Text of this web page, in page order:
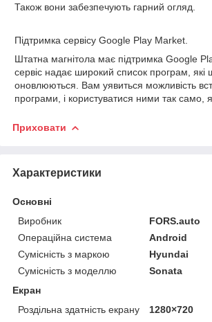
Також вони забезпечують гарний огляд.
Підтримка сервісу Google Play Market.
Штатна магнітола має підтримка Google
сервіс надає широкий список програм, які
оновлюються. Вам уявиться можливість
програми, і користуватися ними так само,
Приховати
Характеристики
Основні
Виробник
FORS.auto
Операційна система
Android
Сумісність з маркою
Hyundai
Сумісність з моделлю
Sonata
Екран
Роздільна здатність екрану
1280×720